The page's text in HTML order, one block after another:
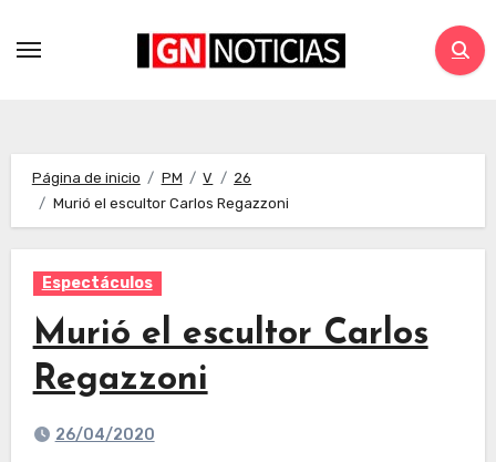
Página de inicio PM V
26
Murió el escultor Carlos Regazzoni
Espectáculos
Murió el escultor Carlos
Regazzoni
26/04/2020